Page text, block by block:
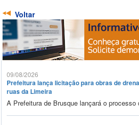
Voltar
09/08/2026
Prefeitura lança licitação para obras de
ruas da Limeira
A Prefeitura de Brusque lançará o processo